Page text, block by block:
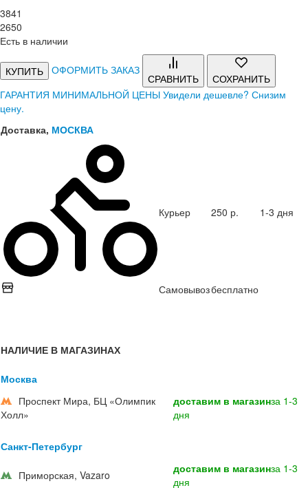
3841
2650
Есть в наличии
КУПИТЬ ОФОРМИТЬ ЗАКАЗ
СРАВНИТЬ
СОХРАНИТЬ
ГАРАНТИЯ МИНИМАЛЬНОЙ ЦЕНЫ Увидели дешевле? Снизим
цену.
Доставка, МОСКВА
Курьер 250 р. 1-3 дня
Самовывозбесплатно
НАЛИЧИЕ В МАГАЗИНАХ
Москва
Проспект Мира, БЦ «Олимпик
Холл»
доставим в магазинза 1-3
дня
Санкт-Петербург
Приморская, Vazaro доставим в магазинза 1-3
дня